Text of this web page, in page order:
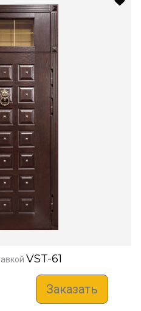
VST-61
Заказать